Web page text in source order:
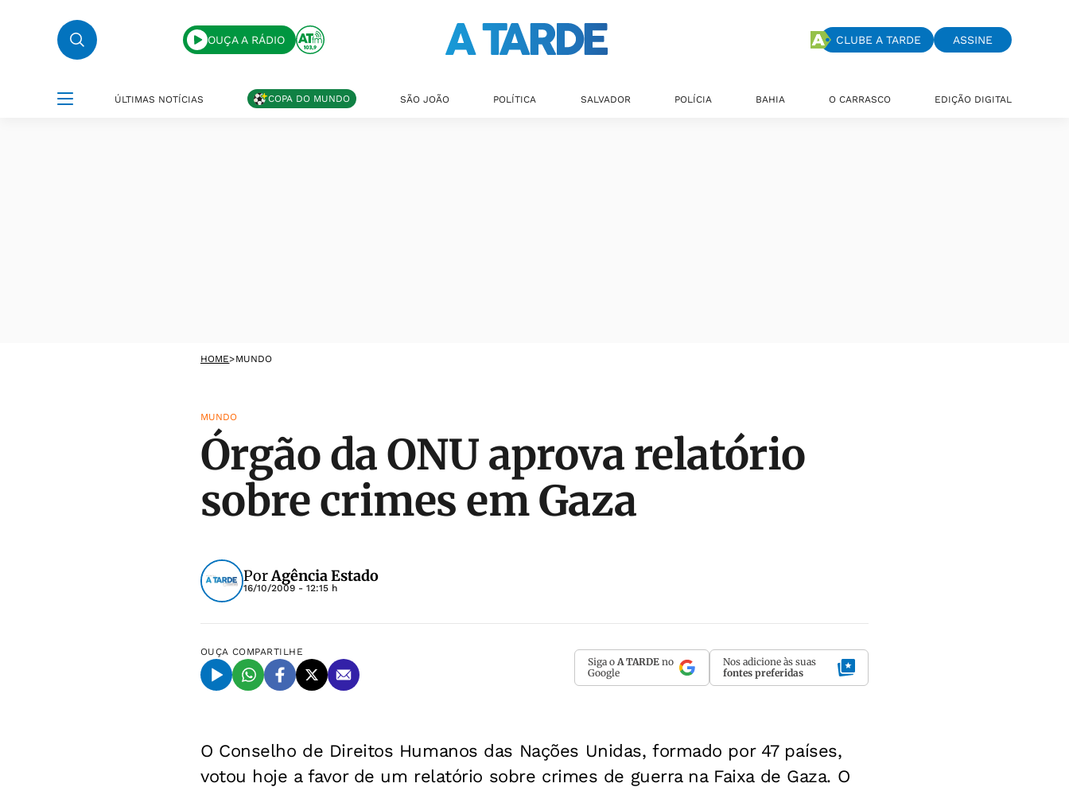
OUÇA A RÁDIO CLUBE A TARDE ASSINE
ÚLTIMAS NOTÍCIAS COPA DO MUNDO SÃO JOÃO POLÍTICA SALVADOR POLÍCIA BAHIA O CARRASCO EDIÇÃO DIGITAL
HOME>MUNDO
MUNDO
Órgão da ONU aprova relatório
sobre crimes em Gaza
PorAgência Estado
16/10/2009 - 12:15 h
OUÇA COMPARTILHE
Siga o A TARDE no
Google
Nos adicione às suas
fontes preferidas
O Conselho de Direitos Humanos das Nações Unidas, formado por 47 países,
votou hoje a favor de um relatório sobre crimes de guerra na Faixa de Gaza. O